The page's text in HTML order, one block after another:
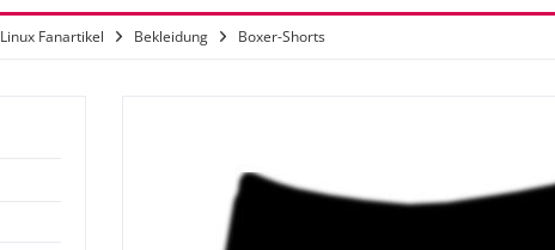
Linux Fanartikel Bekleidung Boxer-Shorts